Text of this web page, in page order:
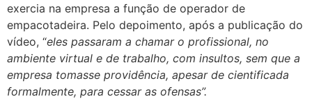
exercia na empresa a função de operador de
empacotadeira. Pelo depoimento, após a publicação do
vídeo, “eles passaram a chamar o profissional, no
ambiente virtual e de trabalho, com insultos, sem que a
empresa tomasse providência, apesar de cientificada
formalmente, para cessar as ofensas”.